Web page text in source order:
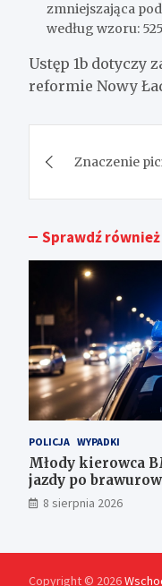
zmniejszająca
według wzoru:
Ustęp 1b dotyczy
reformie Nowy
wpisu
Znaczenie
Sprawdź również
POLICJA WYPADKI
Młody kierowca
jazdy po
punktach karnych
8 sierpnia 2026
Copyright © 2026